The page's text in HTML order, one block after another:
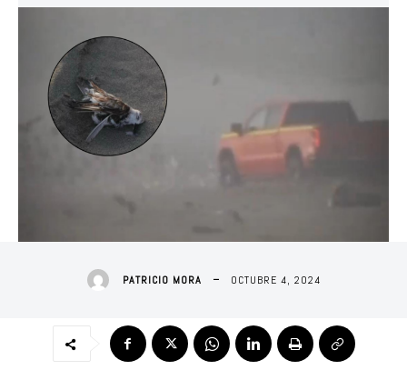
PATRICIO MORA OCTUBRE 4, 2024